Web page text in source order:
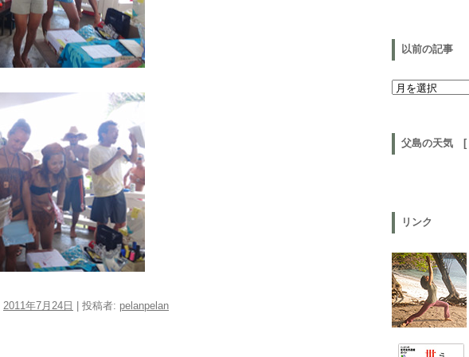
2011年7月24日 投稿者: pelanpelan
以前の記事
以前の記事
父島の天気 [
リンク